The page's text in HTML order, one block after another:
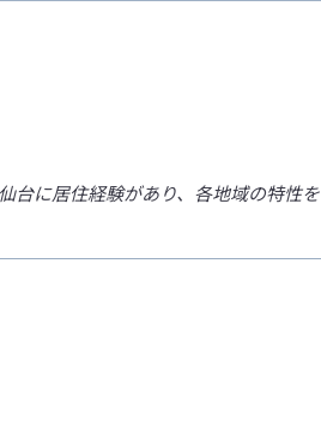
台に居住経験があり、各地域の特性を